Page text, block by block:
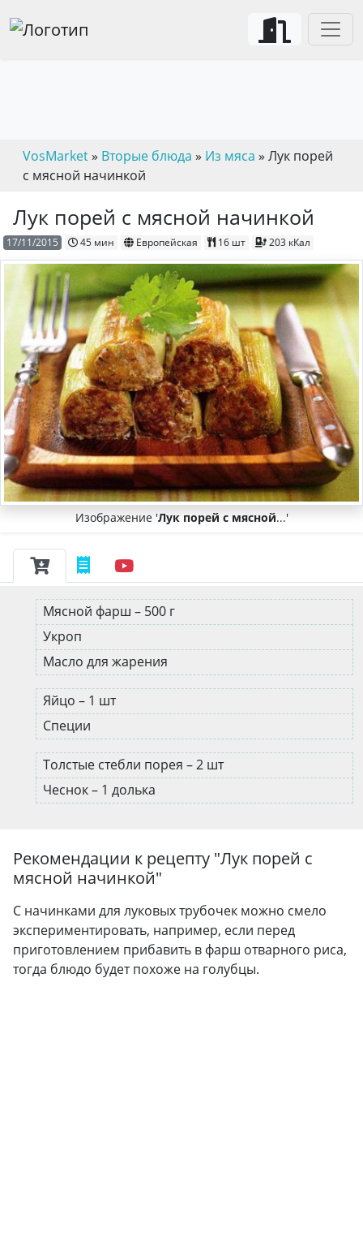
VosMarket» Вторые блюда » Из мяса » Лук порей
с мясной начинкой
Лук порей с мясной начинкой
17/11/2015 45 мин Европейская 16 шт 203 кКал
Изображение 'Лук порей с мясной...'
Мясной фарш – 500 г
Укроп
Масло для жарения
Яйцо – 1 шт
Специи
Толстые стебли порея – 2 шт
Чеснок – 1 долька
Рекомендации к рецепту "Лук порей с
мясной начинкой"
С начинками для луковых трубочек можно смело
экспериментировать, например, если перед
приготовлением прибавить в фарш отварного риса,
тогда блюдо будет похоже на голубцы.